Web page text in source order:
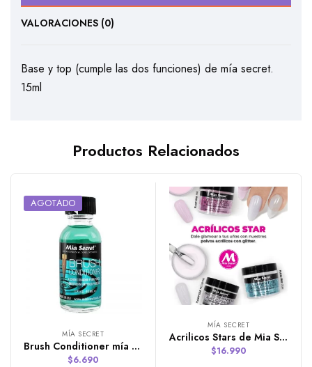
VALORACIONES (0)
Base y top (cumple las dos funciones) de mía secret.
15ml
Productos Relacionados
AGOTADO
MÍA SECRET
Brush Conditioner mía Secret 30ml
$6.690
MÍA SECRET
Acrilicos Stars de Mia Secret
$16.990